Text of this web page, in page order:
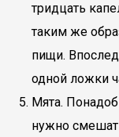
тридцать
таким же
пищи.
одной ложки
Мята.
нужно